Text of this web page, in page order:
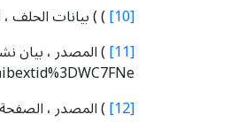
[10]
) ) بيانات
[11]
[12]